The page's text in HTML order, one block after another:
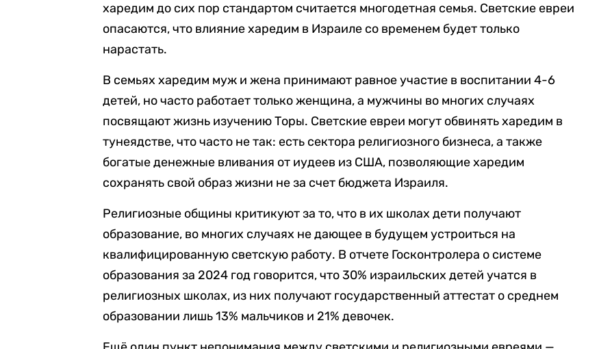
харедим до сих пор стандартом считается многодетная семья. Светские евреи
опасаются, что влияние харедим в Израиле со временем будет только
нарастать.
В семьях харедим муж и жена принимают равное участие в воспитании 4-6
детей, но часто работает только женщина, а мужчины во многих случаях
посвящают жизнь изучению Торы. Светские евреи могут обвинять харедим в
тунеядстве, что часто не так: есть сектора религиозного бизнеса, а также
богатые денежные вливания от иудеев из США, позволяющие харедим
сохранять свой образ жизни не за счет бюджета Израиля.
Религиозные общины критикуют за то, что в их школах дети получают
образование, во многих случаях не дающее в будущем устроиться на
квалифицированную светскую работу. В отчете Госконтролера о системе
образования за 2024 год говорится, что 30% израильских детей учатся в
религиозных школах, из них получают государственный аттестат о среднем
образовании лишь 13% мальчиков и 21% девочек.